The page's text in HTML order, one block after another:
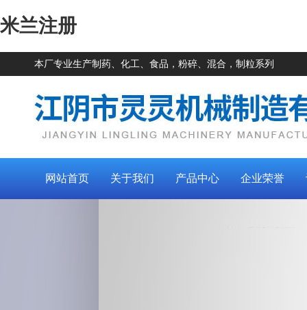
米兰注册
本厂专业生产制药、化工、食品，粉碎、混合，制粒系列
网站首页 关于我们 产品中心 企业荣誉